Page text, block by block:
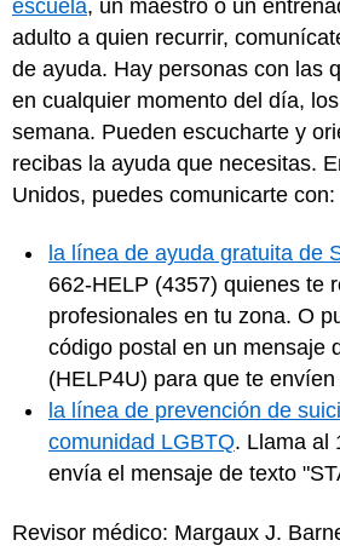
escuela, un maestro o un
adulto a quien recurrir,
de ayuda. Hay personas con las
en cualquier momento del día,
semana. Pueden escucharte y
recibas la ayuda que necesitas.
Unidos, puedes comunicarte con:
la línea de ayuda gratuita de
662-HELP (4357) quienes te
profesionales en tu zona. O
código postal en un mensaje
(HELP4U) para que te
la línea de prevención de
comunidad LGBTQ. Llama al
envía el mensaje de texto
Revisor médico: Margaux J.